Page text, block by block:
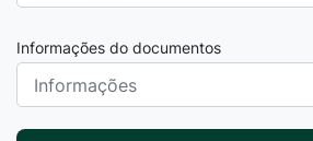
Informações do documentos